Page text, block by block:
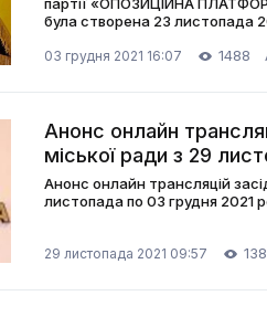
була створена 23 листопада
03 грудня 2021 16:07 1488
Анонс онлайн
міської ради з 29
Анонс онлайн трансляцій
листопада по 03 грудня 2021
29 листопада 2021 09:57